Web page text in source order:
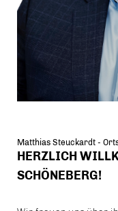
Matthias Steuckardt -
HERZLICH
SCHÖNEBERG!